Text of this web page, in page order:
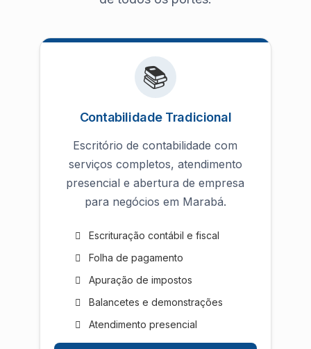
📚
Contabilidade Tradicional
Escritório de contabilidade com
serviços completos, atendimento
presencial e abertura de empresa
para negócios em Marabá.
Escrituração contábil e fiscal
Folha de pagamento
Apuração de impostos
Balancetes e demonstrações
Atendimento presencial